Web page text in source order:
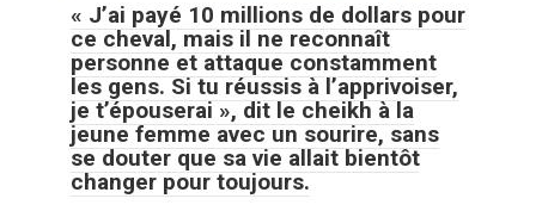
« J’ai payé 10 millions de dollars pour
ce cheval, mais il ne reconnaît
personne et attaque constamment
les gens. Si tu réussis à l’apprivoiser,
je t’épouserai », dit le cheikh à la
jeune femme avec un sourire, sans
se douter que sa vie allait bientôt
changer pour toujours.